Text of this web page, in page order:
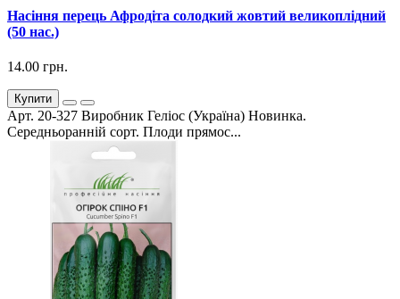
Насіння перець Афродіта солодкий жовтий великоплідний
(50 нас.)
14.00 грн.
Купити
Арт. 20-327 Виробник Геліос (Україна) Новинка.
Середньоранній сорт. Плоди прямос...